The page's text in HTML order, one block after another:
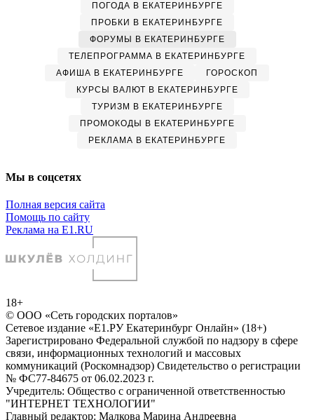
ПОГОДА В ЕКАТЕРИНБУРГЕ
ПРОБКИ В ЕКАТЕРИНБУРГЕ
ФОРУМЫ В ЕКАТЕРИНБУРГЕ
ТЕЛЕПРОГРАММА В ЕКАТЕРИНБУРГЕ
АФИША В ЕКАТЕРИНБУРГЕ
ГОРОСКОП
КУРСЫ ВАЛЮТ В ЕКАТЕРИНБУРГЕ
ТУРИЗМ В ЕКАТЕРИНБУРГЕ
ПРОМОКОДЫ В ЕКАТЕРИНБУРГЕ
РЕКЛАМА В ЕКАТЕРИНБУРГЕ
Мы в соцсетях
Полная версия сайта
Помощь по сайту
Реклама на E1.RU
18+
© ООО «Сеть городских порталов»
Сетевое издание «Е1.РУ Екатеринбург Онлайн» (18+)
Зарегистрировано Федеральной службой по надзору в сфере
связи, информационных технологий и массовых
коммуникаций (Роскомнадзор) Свидетельство о регистрации
№ ФС77-84675 от 06.02.2023 г.
Учредитель: Общество с ограниченной ответственностью
"ИНТЕРНЕТ ТЕХНОЛОГИИ"
Главный редактор: Малкова Марина Андреевна